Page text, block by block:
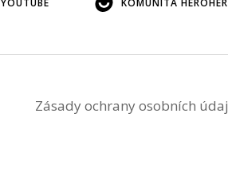
YOUTUBE KOMUNITA
Zásady ochrany osobních